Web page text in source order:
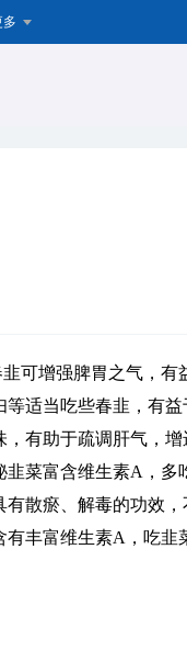
多
可增强脾胃之气，有
适当吃些春韭，有
有助于疏调肝气，
菜富含维生素A，多
散瘀、解毒的功效
丰富维生素A，吃韭